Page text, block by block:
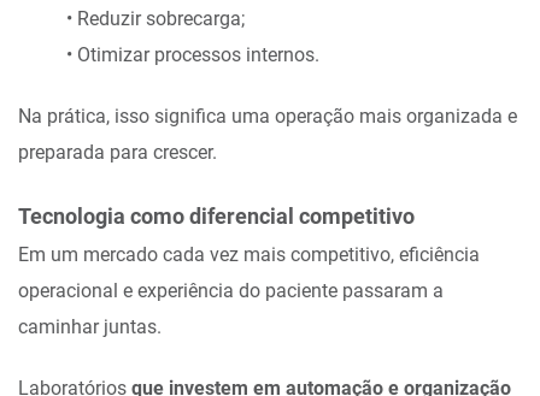
• Reduzir sobrecarga;
• Otimizar processos internos.
Na prática, isso significa uma operação mais organizada e
preparada para crescer.
Tecnologia como diferencial competitivo
Em um mercado cada vez mais competitivo, eficiência
operacional e experiência do paciente passaram a
caminhar juntas.
Laboratórios que investem em automação e organização